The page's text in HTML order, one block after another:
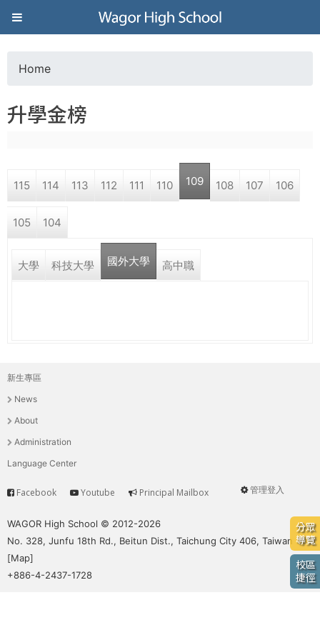
Jump to navigation
葳
格
高
學
培
養
具
國
移
動
的
世
界
公
o
a
r
e
r
e
Home
升學金榜
115 114 113 112 111 110 109 108 107 106
105 104
大學 科技大學 國外大學 高中職
分眾
導覽
校區
捷徑
主
選
單
新生專區
News
About
Administration
Language Center
User
管理登入
Service
Facebook Youtube Principal Mailbox
WAGOR High School © 2012-2026
No. 328, Junfu 18th Rd., Beitun Dist., Taichung City 406, Taiwan
[Map]
+886-4-2437-1728